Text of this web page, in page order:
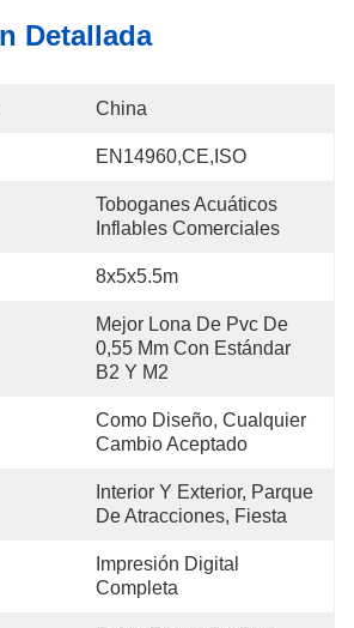
Detallada
China
EN14960,CE,ISO
Toboganes Acuáticos
Inflables Comerciales
8x5x5.5m
Mejor Lona De Pvc De
0,55 Mm Con Estándar
B2 Y M2
Como Diseño, Cualquier
Cambio Aceptado
Interior Y Exterior, Parque
De Atracciones, Fiesta
Impresión Digital
Completa